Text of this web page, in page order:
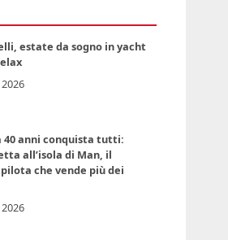
estate da sogno in yacht
40 anni conquista tutti:
all’isola di Man, il
che vende più dei